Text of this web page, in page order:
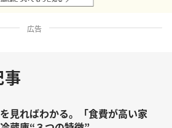
広告
見ればわかる。「食費が高い家